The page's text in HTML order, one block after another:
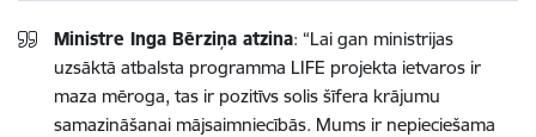
Ministre Inga Bērziņa atzina: “Lai gan ministrijas
uzsāktā atbalsta programma LIFE projekta ietvaros ir
maza mēroga, tas ir pozitīvs solis šīfera krājumu
samazināšanai mājsaimniecībās. Mums ir nepieciešama